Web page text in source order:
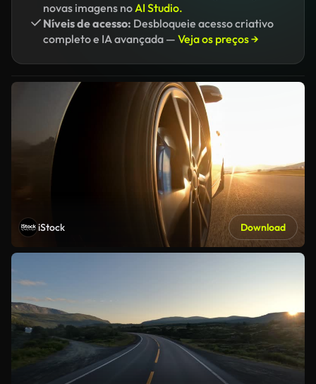
novas imagens noAI Studio.
Níveis de acesso: Desbloqueie acesso criativo
completo e IA avançada — Veja os preços →
iStock Download